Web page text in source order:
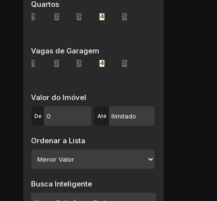
Jardim Márcia (1)
Jardim Natal (1)
Jardim Realce (1)
Jardim Santa Helena (4)
Jardim Santa Lúcia (3)
Jardim Saúde (1)
Quartos
1 2 3 4 5
Vagas de Garagem
1 2 3 4 5
Valor do Imóvel
De Até
Ordenar a Lista
Busca Inteligente